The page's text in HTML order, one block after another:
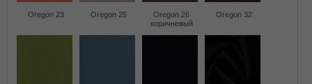
Oregon 23 Oregon 25
Oregon 26
коричневый
Oregon 32